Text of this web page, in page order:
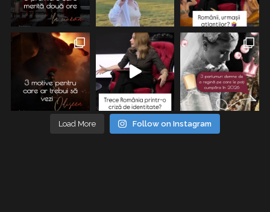
Load More Follow on Instagram